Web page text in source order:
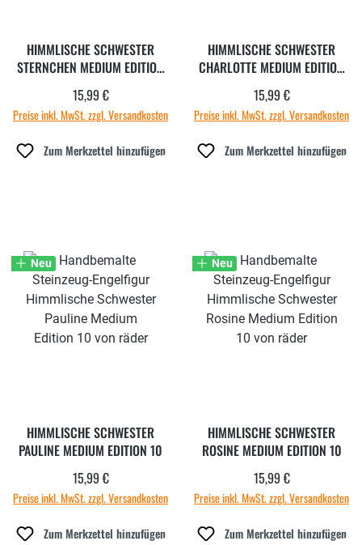
HIMMLISCHE SCHWESTER
STERNCHEN MEDIUM EDITION
Regulärer Preis:
15,99 €
Preise inkl. MwSt. zzgl. Versandkosten
Zum Merkzettel hinzufügen
HIMMLISCHE SCHWESTER
CHARLOTTE MEDIUM EDITION
Regulärer Preis:
15,99 €
Preise inkl. MwSt. zzgl. Versandkosten
Zum Merkzettel hinzufügen
Neu
HIMMLISCHE SCHWESTER
PAULINE MEDIUM EDITION 10
Regulärer Preis:
15,99 €
Preise inkl. MwSt. zzgl. Versandkosten
Zum Merkzettel hinzufügen
Neu
HIMMLISCHE SCHWESTER
ROSINE MEDIUM EDITION 10
Regulärer Preis:
15,99 €
Preise inkl. MwSt. zzgl. Versandkosten
Zum Merkzettel hinzufügen